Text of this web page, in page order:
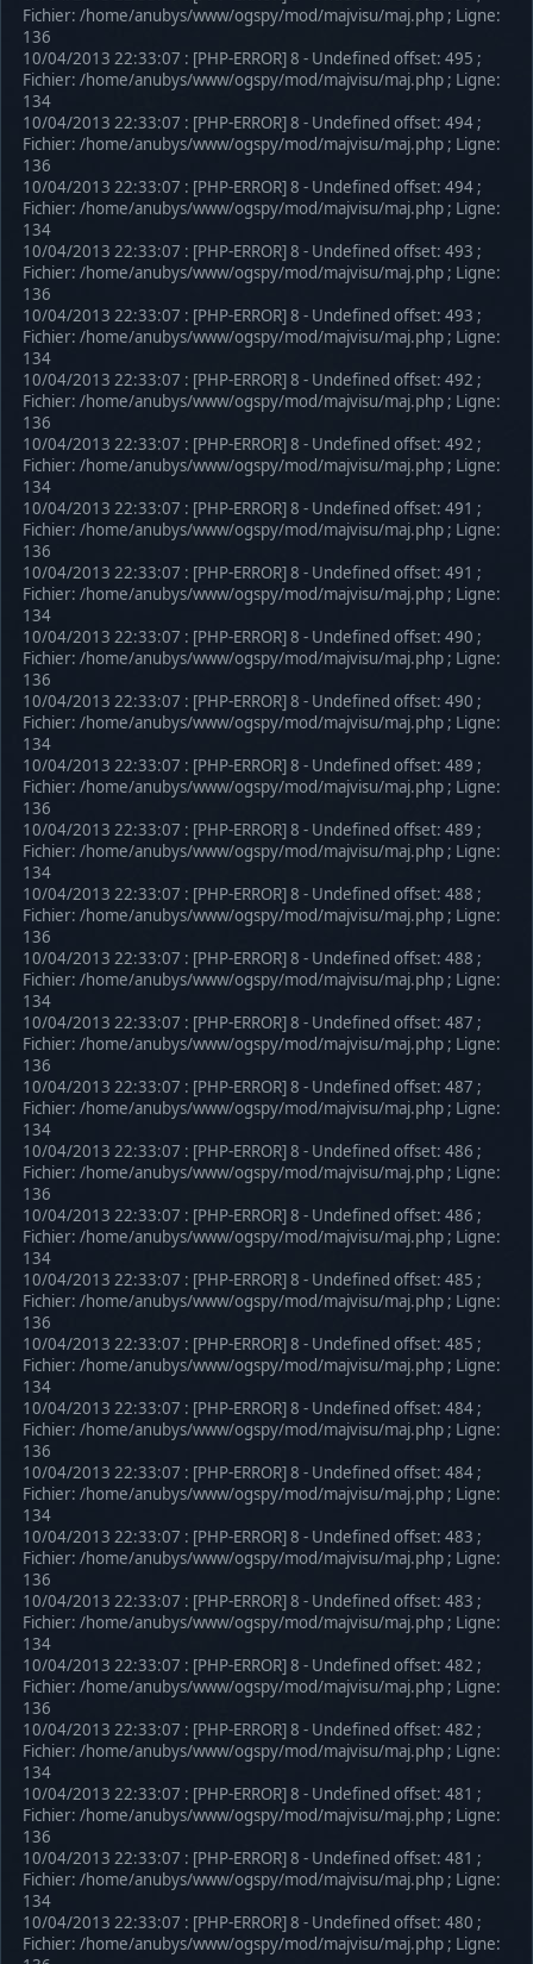
Fichier: /home/anubys/www/ogspy/mod/majvisu/maj.php ; Ligne:
136
10/04/2013 22:33:07 : [PHP-ERROR] 8 - Undefined offset: 495 ;
Fichier: /home/anubys/www/ogspy/mod/majvisu/maj.php ; Ligne:
134
10/04/2013 22:33:07 : [PHP-ERROR] 8 - Undefined offset: 494 ;
Fichier: /home/anubys/www/ogspy/mod/majvisu/maj.php ; Ligne:
136
10/04/2013 22:33:07 : [PHP-ERROR] 8 - Undefined offset: 494 ;
Fichier: /home/anubys/www/ogspy/mod/majvisu/maj.php ; Ligne:
134
10/04/2013 22:33:07 : [PHP-ERROR] 8 - Undefined offset: 493 ;
Fichier: /home/anubys/www/ogspy/mod/majvisu/maj.php ; Ligne:
136
10/04/2013 22:33:07 : [PHP-ERROR] 8 - Undefined offset: 493 ;
Fichier: /home/anubys/www/ogspy/mod/majvisu/maj.php ; Ligne:
134
10/04/2013 22:33:07 : [PHP-ERROR] 8 - Undefined offset: 492 ;
Fichier: /home/anubys/www/ogspy/mod/majvisu/maj.php ; Ligne:
136
10/04/2013 22:33:07 : [PHP-ERROR] 8 - Undefined offset: 492 ;
Fichier: /home/anubys/www/ogspy/mod/majvisu/maj.php ; Ligne:
134
10/04/2013 22:33:07 : [PHP-ERROR] 8 - Undefined offset: 491 ;
Fichier: /home/anubys/www/ogspy/mod/majvisu/maj.php ; Ligne:
136
10/04/2013 22:33:07 : [PHP-ERROR] 8 - Undefined offset: 491 ;
Fichier: /home/anubys/www/ogspy/mod/majvisu/maj.php ; Ligne:
134
10/04/2013 22:33:07 : [PHP-ERROR] 8 - Undefined offset: 490 ;
Fichier: /home/anubys/www/ogspy/mod/majvisu/maj.php ; Ligne:
136
10/04/2013 22:33:07 : [PHP-ERROR] 8 - Undefined offset: 490 ;
Fichier: /home/anubys/www/ogspy/mod/majvisu/maj.php ; Ligne:
134
10/04/2013 22:33:07 : [PHP-ERROR] 8 - Undefined offset: 489 ;
Fichier: /home/anubys/www/ogspy/mod/majvisu/maj.php ; Ligne:
136
10/04/2013 22:33:07 : [PHP-ERROR] 8 - Undefined offset: 489 ;
Fichier: /home/anubys/www/ogspy/mod/majvisu/maj.php ; Ligne:
134
10/04/2013 22:33:07 : [PHP-ERROR] 8 - Undefined offset: 488 ;
Fichier: /home/anubys/www/ogspy/mod/majvisu/maj.php ; Ligne:
136
10/04/2013 22:33:07 : [PHP-ERROR] 8 - Undefined offset: 488 ;
Fichier: /home/anubys/www/ogspy/mod/majvisu/maj.php ; Ligne:
134
10/04/2013 22:33:07 : [PHP-ERROR] 8 - Undefined offset: 487 ;
Fichier: /home/anubys/www/ogspy/mod/majvisu/maj.php ; Ligne:
136
10/04/2013 22:33:07 : [PHP-ERROR] 8 - Undefined offset: 487 ;
Fichier: /home/anubys/www/ogspy/mod/majvisu/maj.php ; Ligne:
134
10/04/2013 22:33:07 : [PHP-ERROR] 8 - Undefined offset: 486 ;
Fichier: /home/anubys/www/ogspy/mod/majvisu/maj.php ; Ligne:
136
10/04/2013 22:33:07 : [PHP-ERROR] 8 - Undefined offset: 486 ;
Fichier: /home/anubys/www/ogspy/mod/majvisu/maj.php ; Ligne:
134
10/04/2013 22:33:07 : [PHP-ERROR] 8 - Undefined offset: 485 ;
Fichier: /home/anubys/www/ogspy/mod/majvisu/maj.php ; Ligne:
136
10/04/2013 22:33:07 : [PHP-ERROR] 8 - Undefined offset: 485 ;
Fichier: /home/anubys/www/ogspy/mod/majvisu/maj.php ; Ligne:
134
10/04/2013 22:33:07 : [PHP-ERROR] 8 - Undefined offset: 484 ;
Fichier: /home/anubys/www/ogspy/mod/majvisu/maj.php ; Ligne:
136
10/04/2013 22:33:07 : [PHP-ERROR] 8 - Undefined offset: 484 ;
Fichier: /home/anubys/www/ogspy/mod/majvisu/maj.php ; Ligne:
134
10/04/2013 22:33:07 : [PHP-ERROR] 8 - Undefined offset: 483 ;
Fichier: /home/anubys/www/ogspy/mod/majvisu/maj.php ; Ligne:
136
10/04/2013 22:33:07 : [PHP-ERROR] 8 - Undefined offset: 483 ;
Fichier: /home/anubys/www/ogspy/mod/majvisu/maj.php ; Ligne:
134
10/04/2013 22:33:07 : [PHP-ERROR] 8 - Undefined offset: 482 ;
Fichier: /home/anubys/www/ogspy/mod/majvisu/maj.php ; Ligne:
136
10/04/2013 22:33:07 : [PHP-ERROR] 8 - Undefined offset: 482 ;
Fichier: /home/anubys/www/ogspy/mod/majvisu/maj.php ; Ligne:
134
10/04/2013 22:33:07 : [PHP-ERROR] 8 - Undefined offset: 481 ;
Fichier: /home/anubys/www/ogspy/mod/majvisu/maj.php ; Ligne:
136
10/04/2013 22:33:07 : [PHP-ERROR] 8 - Undefined offset: 481 ;
Fichier: /home/anubys/www/ogspy/mod/majvisu/maj.php ; Ligne:
134
10/04/2013 22:33:07 : [PHP-ERROR] 8 - Undefined offset: 480 ;
Fichier: /home/anubys/www/ogspy/mod/majvisu/maj.php ; Ligne: